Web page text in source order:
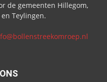
de gemeenten Hillegom,
Teylingen.